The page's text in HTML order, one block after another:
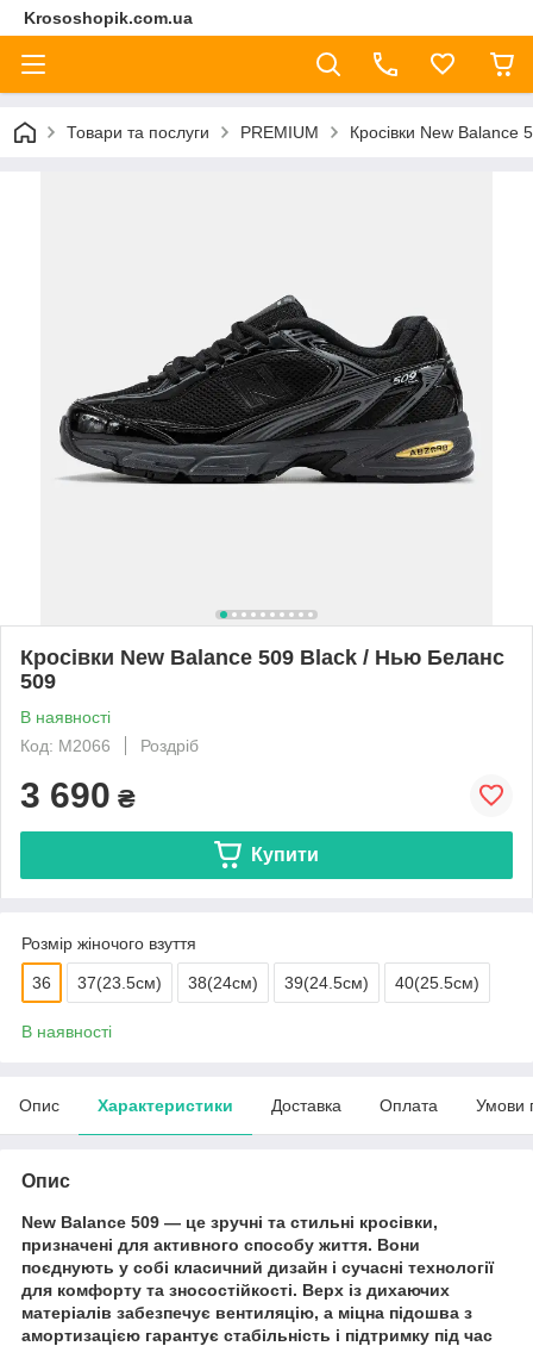
Krososhopik.com.ua
Товари та послуги PREMIUM Кросівки New
Кросівки New Balance 509 Black / Нью Беланс
509
В наявності
Код: M2066
Роздріб
3 690 ₴
Купити
Розмір жіночого взуття
36 37(23.5см) 38(24см) 39(24.5см) 40(25.5см)
В наявності
Опис Характеристики Доставка Оплата Умови
Опис
New Balance 509 — це зручні та стильні кросівки,
призначені для активного способу життя. Вони
поєднують у собі класичний дизайн і сучасні технології
для комфорту та зносостійкості. Верх із дихаючих
матеріалів забезпечує вентиляцію, а міцна підошва з
амортизацією гарантує стабільність і підтримку під час